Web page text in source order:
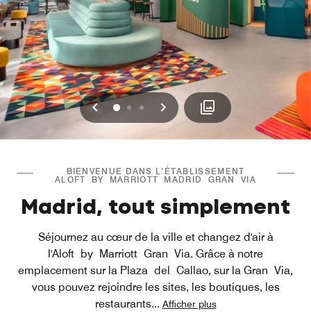
Précédent
0 1 2 Suivant
BIENVENUE DANS L’ÉTABLISSEMENT
ALOFT BY MARRIOTT MADRID GRAN VIA
Madrid, tout simplement
Séjournez au cœur de la ville et changez d'air à
l'Aloft by Marriott Gran Via. Grâce à notre
emplacement sur la Plaza del Callao, sur la Gran Via,
vous pouvez rejoindre les sites, les boutiques, les
restaurants... Afficher plus